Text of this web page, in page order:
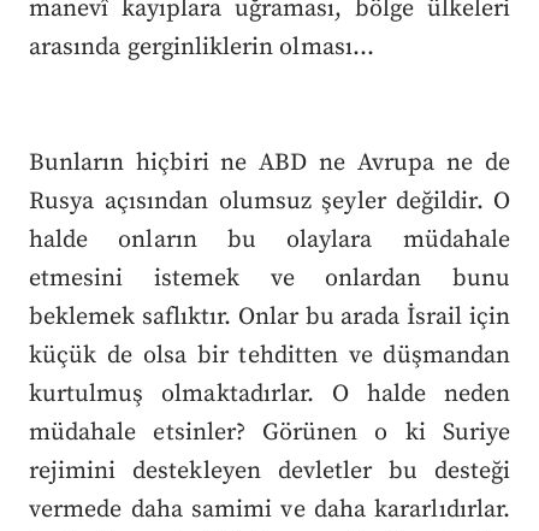
manevî kayıplara uğraması, bölge ülkeleri
arasında gerginliklerin olması…
Bunların hiçbiri ne ABD ne Avrupa ne de
Rusya açısından olumsuz şeyler değildir. O
halde onların bu olaylara müdahale
etmesini istemek ve onlardan bunu
beklemek saflıktır. Onlar bu arada İsrail için
küçük de olsa bir tehditten ve düşmandan
kurtulmuş olmaktadırlar. O halde neden
müdahale etsinler? Görünen o ki Suriye
rejimini destekleyen devletler bu desteği
vermede daha samimi ve daha kararlıdırlar.